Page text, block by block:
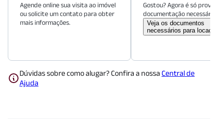
Agende online sua visita ao imóvel
ou solicite um contato para obter
mais informações.
Gostou? Agora é só
documentação necessária.
Veja os documentos
necessários para
Dúvidas sobre como alugar? Confira a nossa Central de
Ajuda